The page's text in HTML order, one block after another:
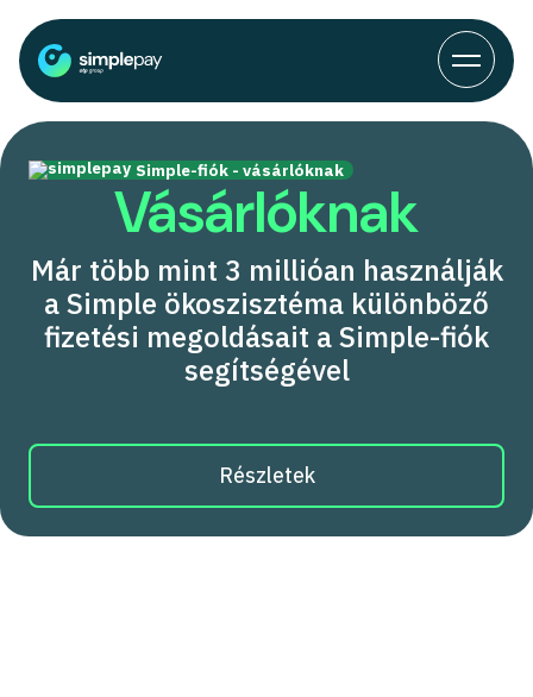
Simple-fiók - vásárlóknak
Vásárlóknak
Már több mint 3 millióan használják
a Simple ökoszisztéma különböző
fizetési megoldásait a Simple-fiók
segítségével
Részletek